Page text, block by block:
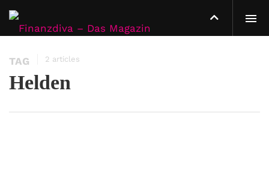
TAG 2 articles
Helden